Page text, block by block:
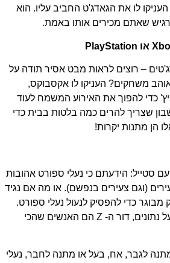
לו את הגאדג'ט החביב עליו. הוא
ירגיש שאתם מכירים אותו באמת.
– רוצים לראות מבט אסיר תודה על
משחקים? העניקו לו אקסבוקס,
כדי להפוך את האירוע המשמח לעוד
שצריך להרים כמה בלטות בבית כדי
הן מתנות יקרות!
סטייל: הידעתם כי נעלי ספורט אהובות
(וגם צעירים בנפשם). או מה אם נגיד
כדי להפסיק לנעול נעלי ספורט.
אבל אם אנחנו מדברים על נתונים, דור ה- Z הם האנשים שהכי
לגבר, אח, בעל או מתנה לחבר, נעלי